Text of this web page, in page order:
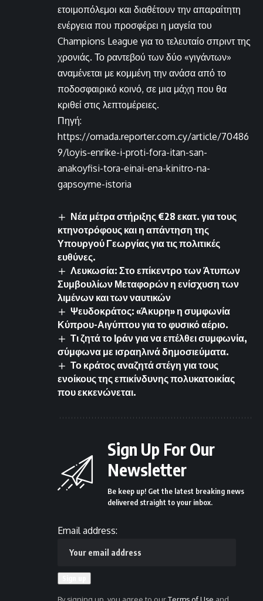
ετοιμοπόλεμοι και διαθέτουν την απαραίτητη
ενέργεια που προσφέρει η μαγεία του
Champions League για το τελευταίο σπριντ της
χρονιάς. Το ραντεβού των δύο «γιγάντων»
αναμένεται με κομμένη την ανάσα από το
ποδοσφαιρικό κοινό, σε μια μάχη που θα
κριθεί στις λεπτομέρειες.
Πηγή:
https://omada.reporter.com.cy/article/70486
9/loyis-enrike-i-proti-fora-itan-san-
anakoyfisi-tora-einai-ena-kinitro-na-
gapsoyme-istoria
Νέα μέτρα στήριξης €28 εκατ. για τους
κτηνοτρόφους και η απάντηση της
Υπουργού Γεωργίας για τις πολιτικές
ευθύνες.
Λευκωσία: Στο επίκεντρο των Άτυπων
Συμβουλίων Μεταφορών η ενίσχυση των
λιμένων και των ναυτικών
Ψευδοκράτος: «Άκυρη» η συμφωνία
Κύπρου-Αιγύπτου για το φυσικό αέριο.
Τι ζητά το Ιράν για να επέλθει συμφωνία,
σύμφωνα με ισραηλινά δημοσιεύματα.
Το κράτος αναζητά στέγη για τους
ενοίκους της επικίνδυνης πολυκατοικίας
που εκκενώνεται.
Sign Up For Our
Newsletter
Be keep up! Get the latest breaking news
delivered straight to your inbox.
Email address: